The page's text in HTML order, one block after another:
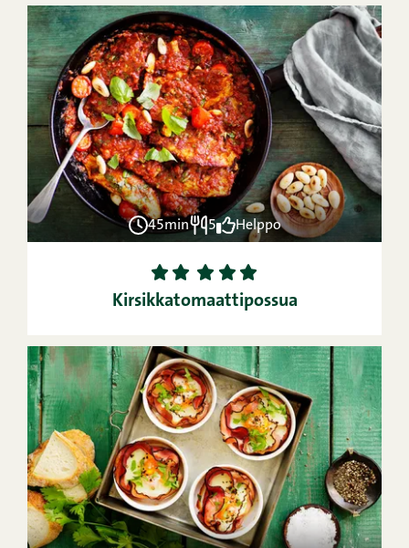
45min 5 Helppo
1 2 3 4
5
Kirsikkatomaattipossua